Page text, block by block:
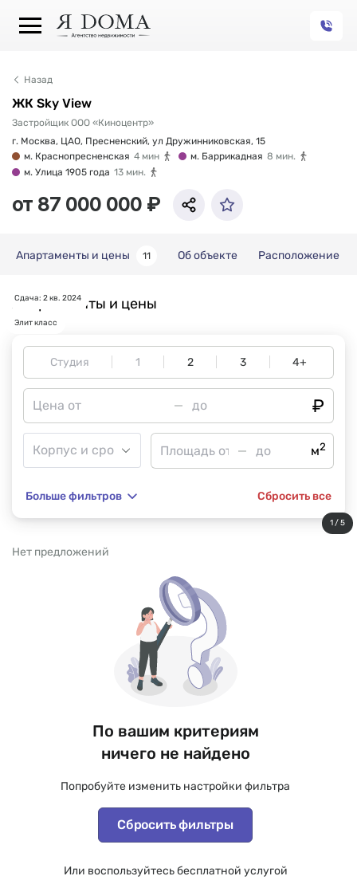
Назад
ЖК Sky View
Застройщик ООО «Киноцентр»
г. Москва, ЦАО, Пресненский, ул Дружинниковская, 15
м. Краснопресненская 4 мин м. Баррикадная 8 мин.
м. Улица 1905 года 13 мин.
от 87 000 000 ₽
Апартаменты и цены 11 Об объекте Расположение
Сдача: 2 кв. 2024
Элит класс
1 / 5
Апартаменты и цены
Студия 1 2 3 4+
м2
Больше фильтров Сбросить все
Нет предложений
По вашим критериям
ничего не найдено
Попробуйте изменить настройки фильтра
Сбросить фильтры
Или воспользуйтесь бесплатной услугой